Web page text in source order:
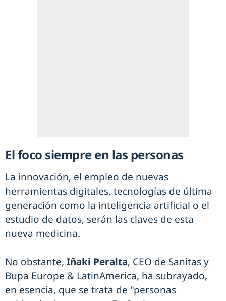
El foco siempre en las personas
La innovación, el empleo de nuevas
herramientas digitales, tecnologías de última
generación como la inteligencia artificial o el
estudio de datos, serán las claves de esta
nueva medicina.
No obstante, Iñaki Peralta, CEO de Sanitas y
Bupa Europe & LatinAmerica, ha subrayado,
en esencia, que se trata de "personas